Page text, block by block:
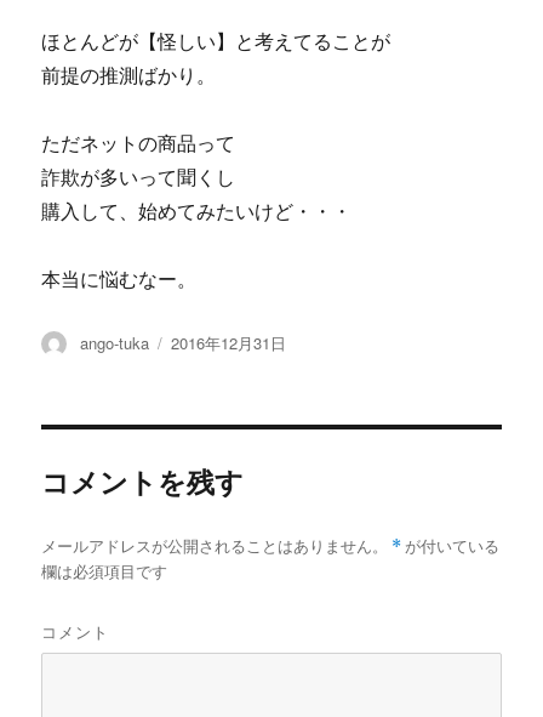
ほとんどが【怪しい】と考えてることが
前提の推測ばかり。
ただネットの商品って
詐欺が多いって聞くし
購入して、始めてみたいけど・・・
本当に悩むなー。
投
ango-tuka
投
2016年12月31日
コメントを残す
メールアドレスが公開されることはありません。 * が付いている
欄は必須項目です
コメント